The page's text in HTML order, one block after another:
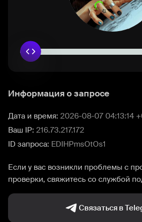
Информация о запросе
Дата и время: 2026-08-07 04:13:14
Ваш IP: 216.73.217.172
ID запроса: EDIHPmsOtOs1
Если у вас возникли проблемы с
проверки, свяжитесь со службой
Связаться в